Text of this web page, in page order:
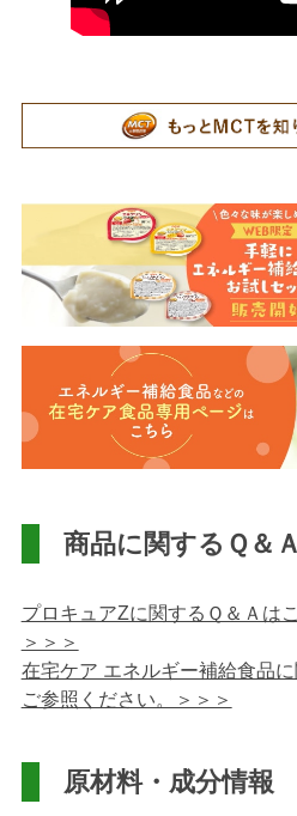
商品に関するＱ＆Ａ
プロキュアZに関するＱ＆Ａは
＞＞＞
在宅ケア エネルギー補給食品
ご参照ください。＞＞＞
原材料・成分情報